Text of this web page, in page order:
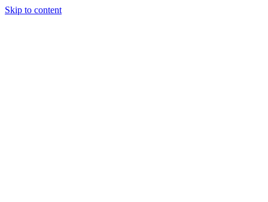
Skip to content